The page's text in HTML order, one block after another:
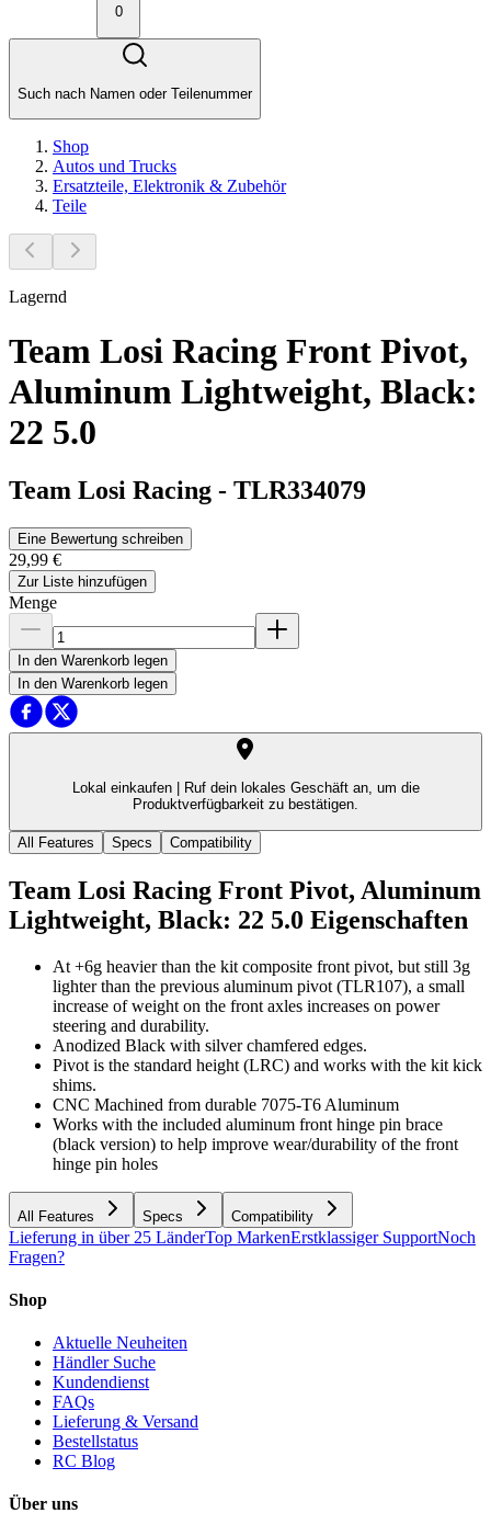
0
Such nach Namen oder Teilenummer
Shop
Autos und Trucks
Ersatzteile, Elektronik & Zubehör
Teile
Lagernd
Team Losi Racing Front Pivot,
Aluminum Lightweight, Black:
22 5.0
Team Losi Racing - TLR334079
Eine Bewertung schreiben
29,99 €
Zur Liste hinzufügen
Menge
In den Warenkorb legen
In den Warenkorb legen
Lokal einkaufen |
Ruf dein lokales Geschäft an, um die
Produktverfügbarkeit zu bestätigen.
All Features Specs Compatibility
Team Losi Racing Front Pivot, Aluminum
Lightweight, Black: 22 5.0 Eigenschaften
At +6g heavier than the kit composite front pivot, but still 3g
lighter than the previous aluminum pivot (TLR107), a small
increase of weight on the front axles increases on power
steering and durability.
Anodized Black with silver chamfered edges.
Pivot is the standard height (LRC) and works with the kit kick
shims.
CNC Machined from durable 7075-T6 Aluminum
Works with the included aluminum front hinge pin brace
(black version) to help improve wear/durability of the front
hinge pin holes
All Features Specs Compatibility
Lieferung in über 25 LänderTop MarkenErstklassiger SupportNoch
Fragen?
Shop
Aktuelle Neuheiten
Händler Suche
Kundendienst
FAQs
Lieferung & Versand
Bestellstatus
RC Blog
Über uns